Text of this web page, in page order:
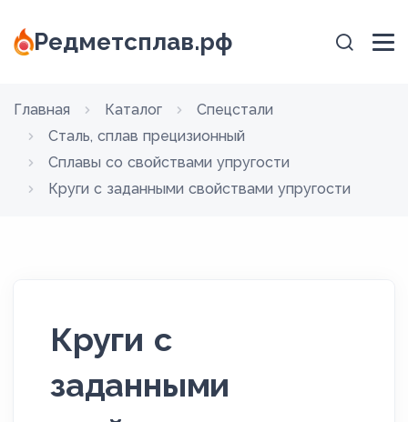
Редметсплав.рф
Главная Каталог
Спецстали
Сталь, сплав прецизионный
Сплавы со свойствами упругости
Круги с заданными свойствами упругости
Круги с
заданными